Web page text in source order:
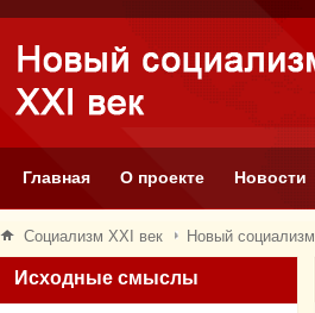
Главная О проекте Новости
Социализм XXI век Новый социализм
Исходные смыслы